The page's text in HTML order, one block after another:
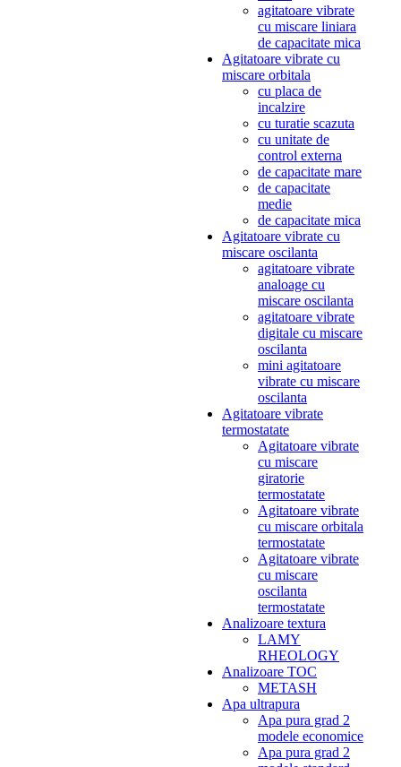
agitatoare vibrate
cu miscare liniara
de capacitate mica
Agitatoare vibrate cu
miscare orbitala
cu placa de
incalzire
cu turatie scazuta
cu unitate de
control externa
de capacitate mare
de capacitate
medie
de capacitate mica
Agitatoare vibrate cu
miscare oscilanta
agitatoare vibrate
analoage cu
miscare oscilanta
agitatoare vibrate
digitale cu miscare
oscilanta
mini agitatoare
vibrate cu miscare
oscilanta
Agitatoare vibrate
termostatate
Agitatoare vibrate
cu miscare
giratorie
termostatate
Agitatoare vibrate
cu miscare orbitala
termostatate
Agitatoare vibrate
cu miscare
oscilanta
termostatate
Analizoare textura
LAMY
RHEOLOGY
Analizoare TOC
METASH
Apa ultrapura
Apa pura grad 2
modele economice
Apa pura grad 2